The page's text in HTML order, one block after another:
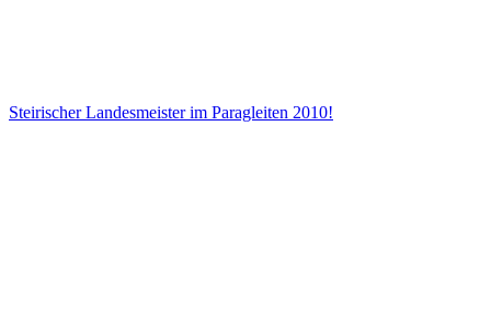
Steirischer Landesmeister im Paragleiten 2010!